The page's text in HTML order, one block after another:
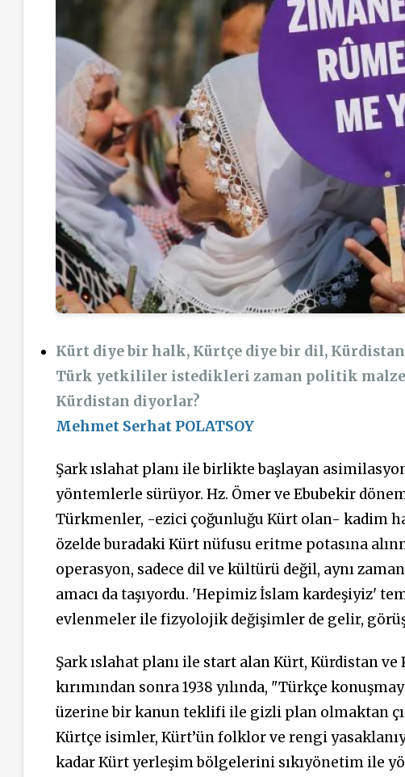
Kürt diye bir halk, Kürtçe diye bir dil,
Türk yetkililer istedikleri zaman politik
Kürdistan diyorlar?
Mehmet Serhat POLATSOY
Şark ıslahat planı ile birlikte başlayan
yöntemlerle sürüyor. Hz. Ömer ve Ebubekir
Türkmenler, -ezici çoğunluğu Kürt olan- kadim
özelde buradaki Kürt nüfusu eritme potasına
operasyon, sadece dil ve kültürü değil, aynı
amacı da taşıyordu. 'Hepimiz İslam kardeşiyiz'
evlenmeler ile fizyolojik değişimler de gelir,
Şark ıslahat planı ile start alan Kürt, Kürdistan
kırımından sonra 1938 yılında, "Türkçe
üzerine bir kanun teklifi ile gizli plan olmaktan
Kürtçe isimler, Kürt’ün folklor ve rengi
kadar Kürt yerleşim bölgelerini sıkıyönetim ile